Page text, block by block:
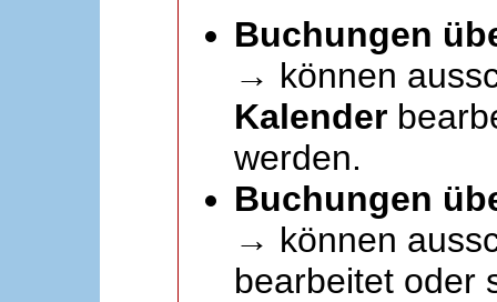
Buchungen
→ können
Kalender
werden.
Buchungen
→ können
bearbeitet oder